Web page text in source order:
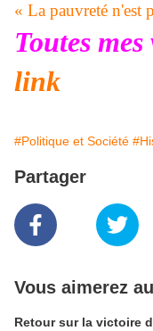
« La pauvreté n'est
Toutes
link
#Politique et Société
Partager
Vous aimerez
Retour sur la victoire